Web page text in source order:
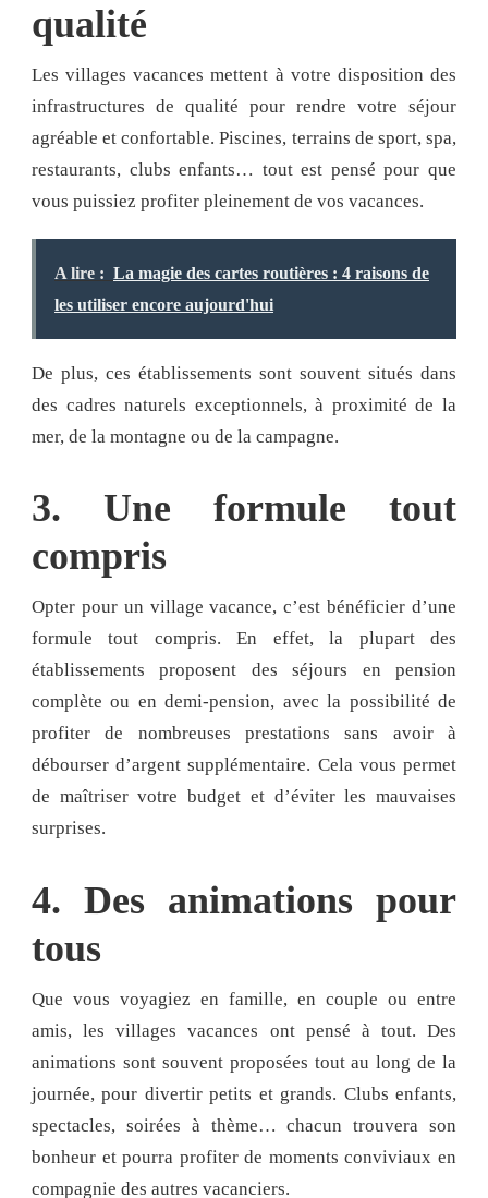
qualité
Les villages vacances mettent à votre disposition des
infrastructures de qualité pour rendre votre séjour
agréable et confortable. Piscines, terrains de sport, spa,
restaurants, clubs enfants… tout est pensé pour que
vous puissiez profiter pleinement de vos vacances.
A lire : La magie des cartes routières : 4 raisons de
les utiliser encore aujourd'hui
De plus, ces établissements sont souvent situés dans
des cadres naturels exceptionnels, à proximité de la
mer, de la montagne ou de la campagne.
3. Une formule tout
compris
Opter pour un village vacance, c’est bénéficier d’une
formule tout compris. En effet, la plupart des
établissements proposent des séjours en pension
complète ou en demi-pension, avec la possibilité de
profiter de nombreuses prestations sans avoir à
débourser d’argent supplémentaire. Cela vous permet
de maîtriser votre budget et d’éviter les mauvaises
surprises.
4. Des animations pour
tous
Que vous voyagiez en famille, en couple ou entre
amis, les villages vacances ont pensé à tout. Des
animations sont souvent proposées tout au long de la
journée, pour divertir petits et grands. Clubs enfants,
spectacles, soirées à thème… chacun trouvera son
bonheur et pourra profiter de moments conviviaux en
compagnie des autres vacanciers.